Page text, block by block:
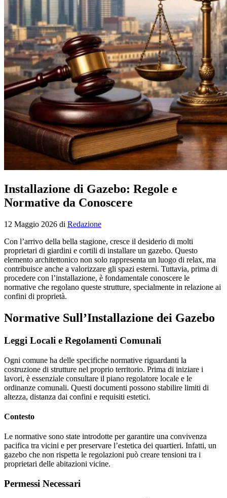
Installazione di Gazebo: Regole e
Normative da Conoscere
12 Maggio 2026 di Redazione
Con l’arrivo della bella stagione, cresce il desiderio di molti
proprietari di giardini e cortili di installare un gazebo. Questo
elemento architettonico non solo rappresenta un luogo di relax, ma
contribuisce anche a valorizzare gli spazi esterni. Tuttavia, prima di
procedere con l’installazione, è fondamentale conoscere le
normative che regolano queste strutture, specialmente in relazione ai
confini di proprietà.
Normative Sull’Installazione dei Gazebo
Leggi Locali e Regolamenti Comunali
Ogni comune ha delle specifiche normative riguardanti la
costruzione di strutture nel proprio territorio. Prima di iniziare i
lavori, è essenziale consultare il piano regolatore locale e le
ordinanze comunali. Questi documenti possono stabilire limiti di
altezza, distanza dai confini e requisiti estetici.
Contesto
Le normative sono state introdotte per garantire una convivenza
pacifica tra vicini e per preservare l’estetica dei quartieri. Infatti, un
gazebo che non rispetta le regolazioni può creare tensioni tra i
proprietari delle abitazioni vicine.
Permessi Necessari